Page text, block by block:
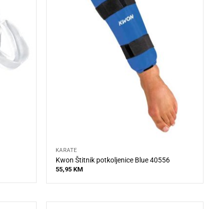
KARATE
Kwon Štitnik potkoljenice Blue 40556
55,95 KM